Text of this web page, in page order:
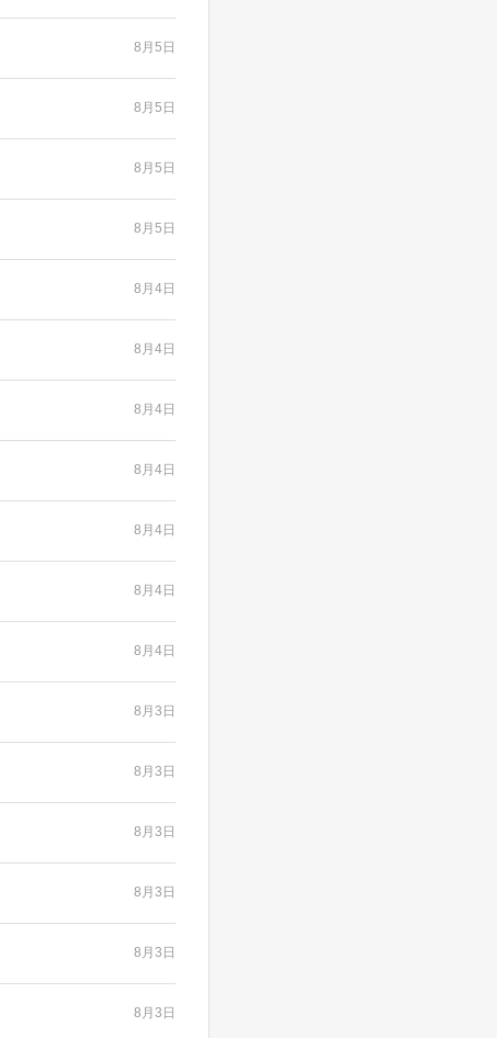
8月5日
8月5日
8月5日
8月5日
8月4日
8月4日
8月4日
8月4日
8月4日
8月4日
8月4日
8月3日
8月3日
8月3日
8月3日
8月3日
8月3日